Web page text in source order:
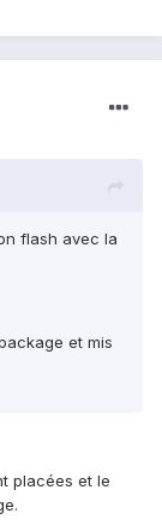
flash avec la
et mis
placées et le